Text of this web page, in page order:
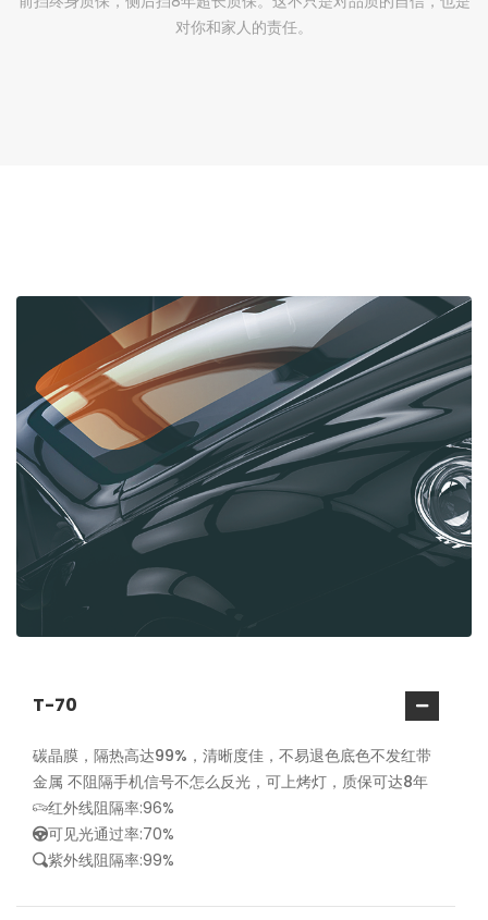
对你和家人的责任。
T-70
碳晶膜，隔热高达99%，清晰度佳，不易退色底色不发红带
金属 不阻隔手机信号不怎么反光，可上烤灯，质保可达8年
红外线阻隔率:96%
可见光通过率:70%
紫外线阻隔率:99%